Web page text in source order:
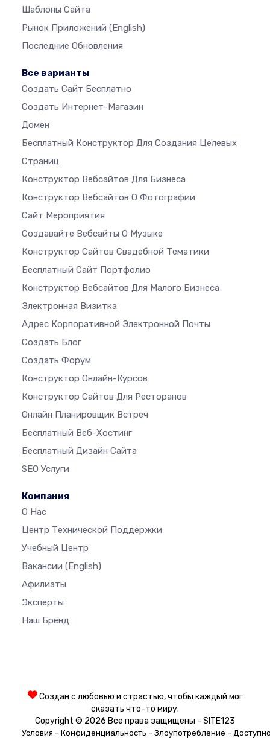
Шаблоны Сайта
Рынок Приложений (English)
Последние Обновления
Все варианты
Создать Сайт Бесплатно
Создать Интернет-Магазин
Домен
Бесплатный Конструктор Для Создания Целевых
Страниц
Конструктор Вебсайтов Для Бизнеса
Конструктор Вебсайтов О Фотографии
Сайт Мероприятия
Создавайте Вебсайты О Музыке
Конструктор Сайтов Свадебной Тематики
Бесплатный Сайт Портфолио
Конструктор Вебсайтов Для Малого Бизнеса
Электронная Визитка
Адрес Корпоративной Электронной Почты
Создать Блог
Создать Форум
Конструктор Онлайн-Курсов
Конструктор Сайтов Для Ресторанов
Онлайн Планировщик Встреч
Бесплатный Веб-Хостинг
Бесплатный Дизайн Сайта
SEO Услуги
Компания
О Нас
Центр Технической Поддержки
Учебный Центр
Вакансии (English)
Афилиаты
Эксперты
Наш Бренд
Создан с любовью и страстью, чтобы каждый мог
сказать что-то миру.
Copyright © 2026 Все права защищены - SITE123
Условия - Конфиденциальность - Злоупотребление -